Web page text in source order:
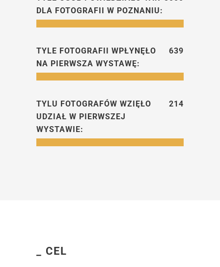
DLA FOTOGRAFII W POZNANIU:
TYLE FOTOGRAFII WPŁYNĘŁO
NA PIERWSZA WYSTAWĘ:
639
TYLU FOTOGRAFÓW WZIĘŁO
UDZIAŁ W PIERWSZEJ
WYSTAWIE:
214
_ CEL